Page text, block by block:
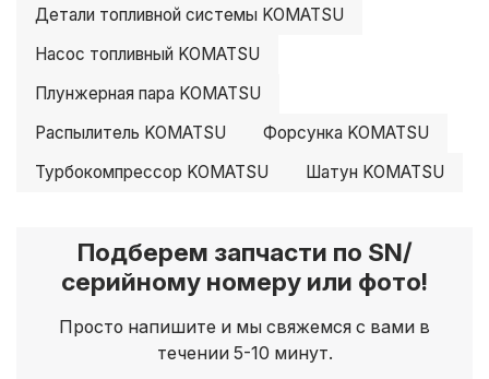
Детали топливной системы KOMATSU
Насос топливный KOMATSU
Плунжерная пара KOMATSU
Распылитель KOMATSU
Форсунка KOMATSU
Турбокомпрессор KOMATSU
Шатун KOMATSU
Подберем запчасти по SN/
серийному номеру или фото!
Просто напишите и мы свяжемся с вами в
течении 5-10 минут.